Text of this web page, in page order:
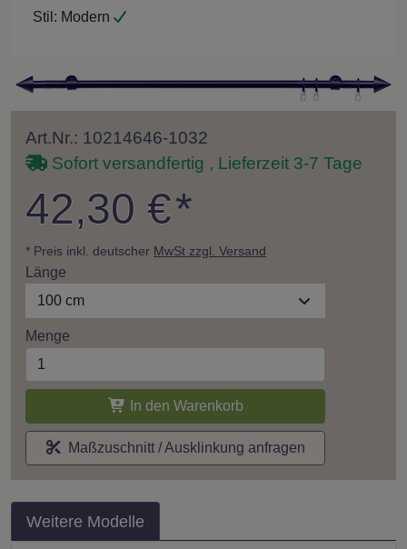
Stil: Modern
Art.Nr.: 10214646-1032
Sofort versandfertig , Lieferzeit 3-7 Tage
42,30 €*
* Preis inkl. deutscher MwSt zzgl. Versand
Länge
100 cm
Menge
In den Warenkorb
Maßzuschnitt / Ausklinkung anfragen
Weitere Modelle